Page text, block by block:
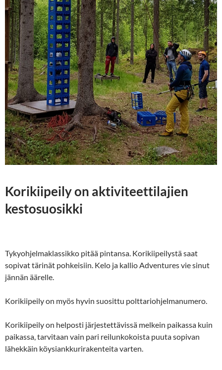
Korikiipeily on aktiviteettilajien
kestosuosikki
Tykyohjelmaklassikko pitää pintansa. Korikiipeilystä saat
sopivat tärinät pohkeisiin. Kelo ja kallio Adventures vie sinut
jännän äärelle.
Korikiipeily on myös hyvin suosittu polttariohjelmanumero.
Korikiipeily on helposti järjestettävissä melkein paikassa kuin
paikassa, tarvitaan vain pari reilunkokoista puuta sopivan
lähekkäin köysiankkurirakenteita varten.